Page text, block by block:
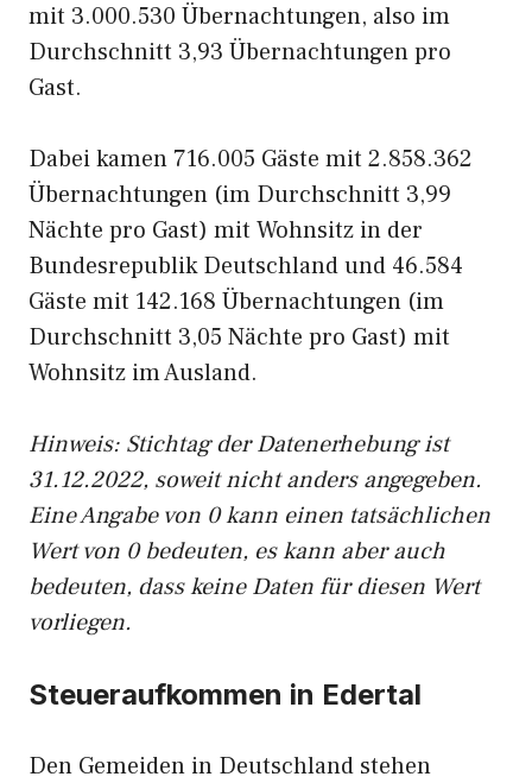
mit 3.000.530 Übernachtungen, also im
Durchschnitt 3,93 Übernachtungen pro
Gast.
Dabei kamen 716.005 Gäste mit 2.858.362
Übernachtungen (im Durchschnitt 3,99
Nächte pro Gast) mit Wohnsitz in der
Bundesrepublik Deutschland und 46.584
Gäste mit 142.168 Übernachtungen (im
Durchschnitt 3,05 Nächte pro Gast) mit
Wohnsitz im Ausland.
Hinweis: Stichtag der Datenerhebung ist
31.12.2022, soweit nicht anders angegeben.
Eine Angabe von 0 kann einen tatsächlichen
Wert von 0 bedeuten, es kann aber auch
bedeuten, dass keine Daten für diesen Wert
vorliegen.
Steueraufkommen in Edertal
Den Gemeiden in Deutschland stehen